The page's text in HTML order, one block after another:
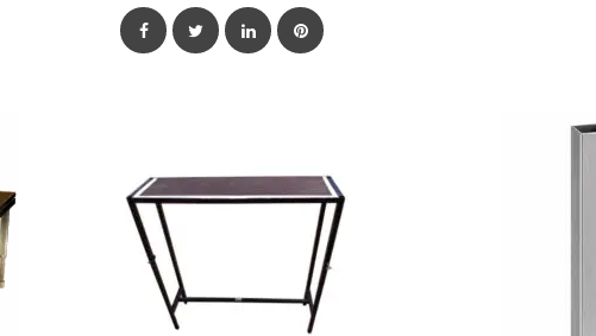
FacebookTwitterLinkedInPinterest